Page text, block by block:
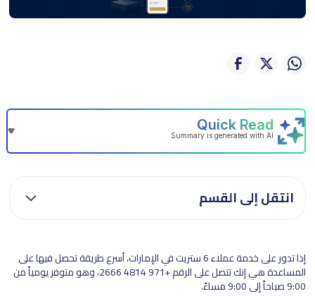
إذا تدور على خدمة عملاء 6 ستريت في الإمارات، أسرع طريقة تحصل فيها على
المساعدة هي إنك تتصل على الرقم +971 4814 2666، وهو متوفر يومياً من
9:00 صباحاً إلى 9:00 مساءً.
انتقل إلى القسم